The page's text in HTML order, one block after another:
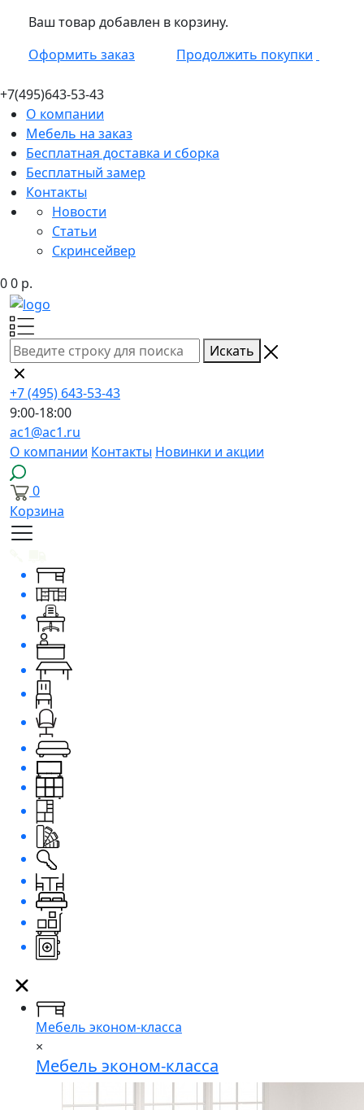
Ваш товар добавлен в корзину.
Оформить заказ
Продолжить покупки
+7(495)643-53-43
О компании
Мебель на заказ
Бесплатная доставка и сборка
Бесплатный замер
Контакты
Новости
Статьи
Скринсейвер
00 р.
Искать
+7 (495) 643-53-43
9:00-18:00
ac1@ac1.ru
О компании Контакты Новинки и акции
0
Корзина
Мебель эконом-класса
×
Мебель эконом-класса